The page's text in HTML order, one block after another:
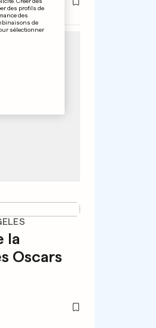
la
Oscars
des profils de
des
de
sélectionner